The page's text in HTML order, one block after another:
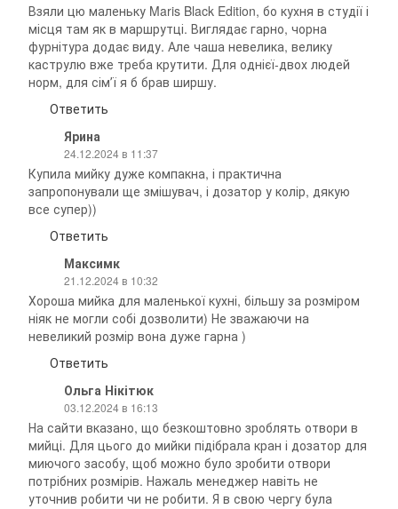
Взяли цю маленьку Maris Black Edition, бо кухня в студії і
місця там як в маршрутці. Виглядає гарно, чорна
фурнітура додає виду. Але чаша невелика, велику
каструлю вже треба крутити. Для однієї-двох людей
норм, для сімʼї я б брав ширшу.
Ответить
Ярина
24.12.2024 в 11:37
Купила мийку дуже компакна, і практична
запропонували ще змішувач, і дозатор у колір, дякую
все супер))
Ответить
Максимк
21.12.2024 в 10:32
Хороша мийка для маленької кухні, більшу за розміром
ніяк не могли собі дозволити) Не зважаючи на
невеликий розмір вона дуже гарна )
Ответить
Ольга Нікітюк
03.12.2024 в 16:13
На сайти вказано, що безкоштовно зроблять отвори в
мийці. Для цього до мийки підібрала кран і дозатор для
миючого засобу, щоб можно було зробити отвори
потрібних розмірів. Нажаль менеджер навіть не
уточнив робити чи не робити. Я в свою чергу була